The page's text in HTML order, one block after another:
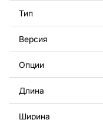
использовании
получается
производстве.
толщин металла до
некоторых
Используя файлы,​
для резки, вы
изделие
Тип
Версия
Опции
Длина
Ширина